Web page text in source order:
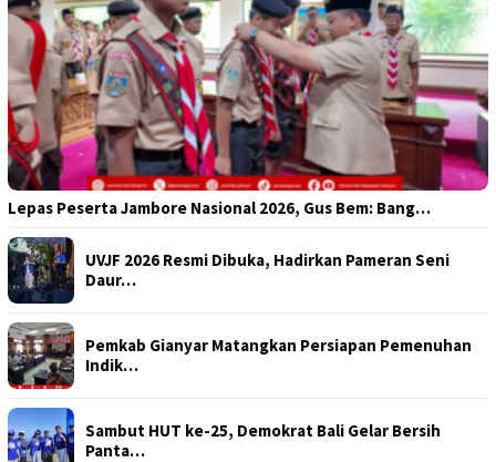
Lepas Peserta Jambore Nasional 2026, Gus Bem: Bang…
UVJF 2026 Resmi Dibuka, Hadirkan Pameran Seni
Daur…
Pemkab Gianyar Matangkan Persiapan Pemenuhan
Indik…
Sambut HUT ke-25, Demokrat Bali Gelar Bersih
Panta…